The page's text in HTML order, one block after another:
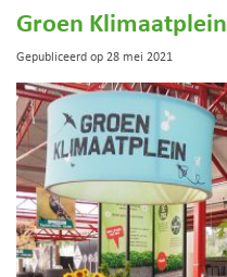
Groen Klimaatplein
Gepubliceerd op28 mei 2021